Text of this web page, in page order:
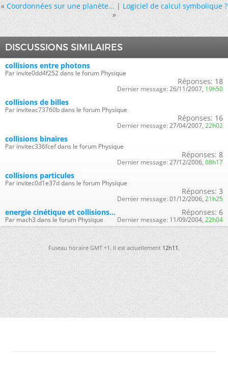
« Coordonnées sur une planète...|Logiciel de calcul symbolique ?
»
DISCUSSIONS SIMILAIRES
collisions entre photons
Par invite0dd4f252 dans le forum Physique
Réponses: 18
Dernier message: 26/11/2007, 19h50
collisions de billes
Par inviteac73760b dans le forum Physique
Réponses: 16
Dernier message: 27/04/2007, 22h02
collisions binaires
Par invitec336fcef dans le forum Physique
Réponses: 8
Dernier message: 27/12/2006, 08h17
collisions particules
Par invitec0d1e37d dans le forum Physique
Réponses: 3
Dernier message: 01/12/2006, 21h25
energie cinétique et collisions...
Par mach3 dans le forum Physique
Réponses: 6
Dernier message: 11/09/2004, 22h04
Fuseau horaire GMT +1. Il est actuellement 12h11.